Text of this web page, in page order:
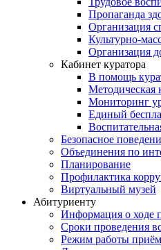
Пропаганда
Организация
Культурно-
Организация
Кабинет куратора
В помощь
Методическая
Мониторинг
Единый
Безопасное
Объединения по
Планирование
Профилактика
Виртуальный музей
Абитуриенту
Информация о ходе
Сроки проведения
Режим работы